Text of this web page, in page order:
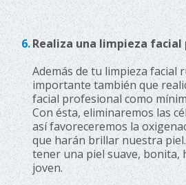
Realiza una limpieza facial
Además de tu limpieza facial
importante también que
facial profesional como
Con ésta, eliminaremos las
así favoreceremos la
que harán brillar nuestra
tener una piel suave, bonita,
joven.